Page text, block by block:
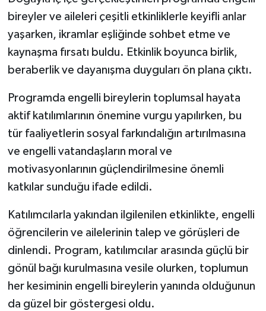
bireyler ve aileleri çeşitli etkinliklerle keyifli anlar
yaşarken, ikramlar eşliğinde sohbet etme ve
kaynaşma fırsatı buldu. Etkinlik boyunca birlik,
beraberlik ve dayanışma duyguları ön plana çıktı.
Programda engelli bireylerin toplumsal hayata
aktif katılımlarının önemine vurgu yapılırken, bu
tür faaliyetlerin sosyal farkındalığın artırılmasına
ve engelli vatandaşların moral ve
motivasyonlarının güçlendirilmesine önemli
katkılar sunduğu ifade edildi.
Katılımcılarla yakından ilgilenilen etkinlikte, engelli
öğrencilerin ve ailelerinin talep ve görüşleri de
dinlendi. Program, katılımcılar arasında güçlü bir
gönül bağı kurulmasına vesile olurken, toplumun
her kesiminin engelli bireylerin yanında olduğunun
da güzel bir göstergesi oldu.